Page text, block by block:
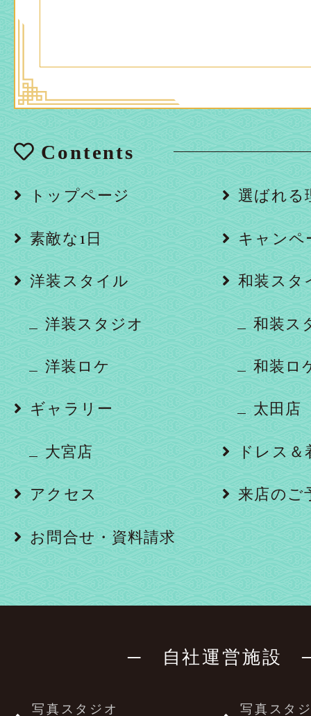
Contents
トップページ 選ばれる
素敵な1日 キャンペ
洋装スタイル
洋装スタジオ
洋装ロケ
和装スタ
和装ス
和装ロ
ギャラリー 太田店
大宮店 ドレス＆
アクセス 来店のご
お問合せ・資料請求
─ 自社運営施設
写真スタジオ 写真スタ